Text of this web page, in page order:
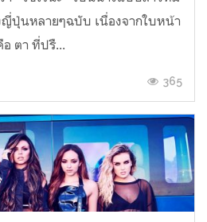
ญี่ปุ่นหลายๆฉบับ เนื่องจากใบหน้า
ตา ที่ปรื...
365